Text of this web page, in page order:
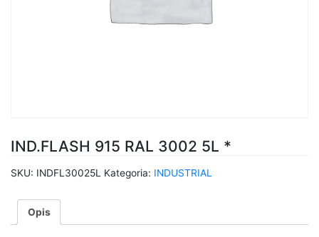
IND.FLASH 915 RAL 3002 5L *
SKU: INDFL30025L Kategoria: INDUSTRIAL
Opis